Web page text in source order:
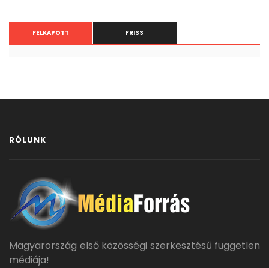
FELKAPOTT FRISS
RÓLUNK
Magyarország első közösségi szerkesztésű független
médiája!